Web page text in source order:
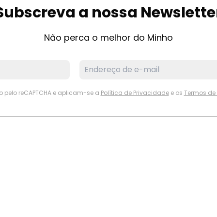
a nossa
Não perca o melhor do Minho
pelo reCAPTCHA e aplicam-se a Política de Privacidadee os Termos de